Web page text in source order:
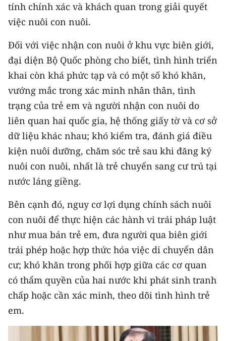
NHÂN DÂN CUỐI TUẦN
NHÂN DÂN HẰNG THÁNG
MUA BÁO
ĐỌC BÁO IN
ENGLISH
中文
FRANÇAIS
ESPAÑOL
tính chính xác và khách quan trong giải quyết
việc nuôi con nuôi.
Đối với việc nhận con nuôi ở khu vực biên giới,
đại diện Bộ Quốc phòng cho biết, tình hình triển
khai còn khá phức tạp và có một số khó khăn,
vướng mắc trong xác minh nhân thân, tình
trạng của trẻ em và người nhận con nuôi do
liên quan hai quốc gia, hệ thống giấy tờ và cơ sở
dữ liệu khác nhau; khó kiểm tra, đánh giá điều
kiện nuôi dưỡng, chăm sóc trẻ sau khi đăng ký
nuôi con nuôi, nhất là trẻ chuyển sang cư trú tại
nước láng giềng.
Bên cạnh đó, nguy cơ lợi dụng chính sách nuôi
con nuôi để thực hiện các hành vi trái pháp luật
như mua bán trẻ em, đưa người qua biên giới
trái phép hoặc hợp thức hóa việc di chuyển dân
cư; khó khăn trong phối hợp giữa các cơ quan
có thẩm quyền của hai nước khi phát sinh tranh
chấp hoặc cần xác minh, theo dõi tình hình trẻ
em.